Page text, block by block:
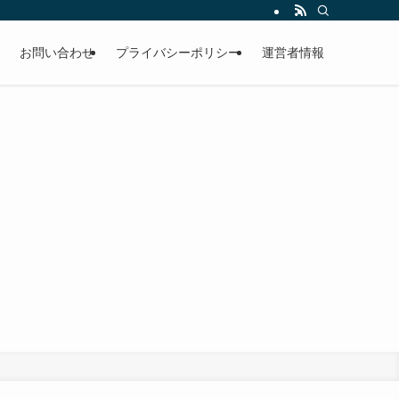
お問い合わせ プライバシーポリシー 運営者情報